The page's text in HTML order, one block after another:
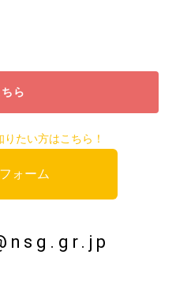
ら
たい方はこちら！
ォーム